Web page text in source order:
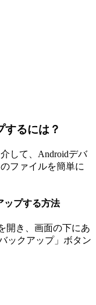
るには？
して、Androidデバ
ファイルを簡単に
ップする方法
開き、画面の下にあ
ックアップ」ボタン